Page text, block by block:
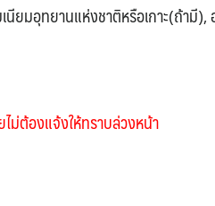
ยมอุทยานแห่งชาติหรือเกาะ(ถ้ามี),
ม่ต้องแจ้งให้ทราบล่วงหน้า